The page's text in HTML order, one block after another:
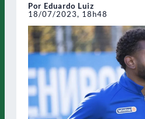
Por Eduardo Luiz
18/07/2023, 18h48